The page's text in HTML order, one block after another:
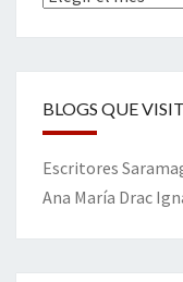
BLOGS QUE
Escritores
Ana María Drac